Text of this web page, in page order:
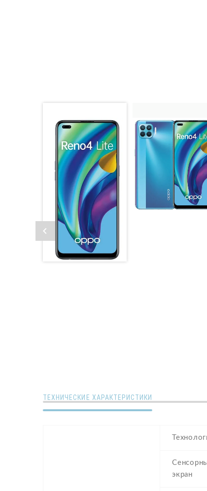
ТЕХНИЧЕСКИЕ ХАРАКТЕРИСТИКИ
экран